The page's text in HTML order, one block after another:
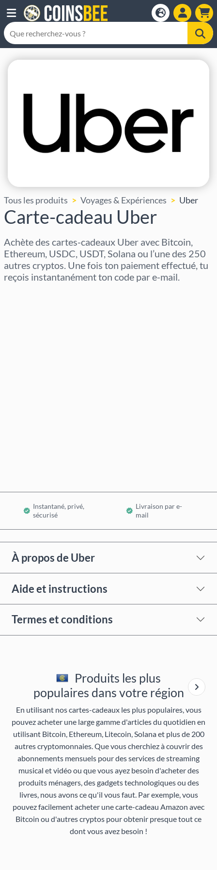
Tous les produits Voyages & Expériences Uber
Carte-cadeau Uber
Achète des cartes-cadeaux Uber avec Bitcoin,
Ethereum, USDC, USDT, Solana ou l’une des 250
autres cryptos. Une fois ton paiement effectué, tu
reçois instantanément ton code par e-mail.
Instantané, privé,
sécurisé
Livraison par e-
mail
À propos de Uber
Aide et instructions
Termes et conditions
Produits les plus
populaires dans votre région
En utilisant nos cartes-cadeaux les plus populaires, vous
pouvez acheter une large gamme d'articles du quotidien en
utilisant Bitcoin, Ethereum, Litecoin, Solana et plus de 200
autres cryptomonnaies. Que vous cherchiez à couvrir des
abonnements mensuels pour des services de streaming
musical et vidéo ou que vous ayez besoin d'acheter des
produits ménagers, des gadgets technologiques ou des
livres, nous avons ce qu'il vous faut. Par exemple, vous
pouvez facilement acheter une carte-cadeau Amazon avec
Bitcoin ou d'autres cryptos pour obtenir presque tout ce
dont vous avez besoin !